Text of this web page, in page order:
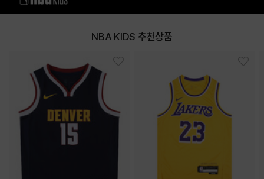
NBA KIDS 추천상품